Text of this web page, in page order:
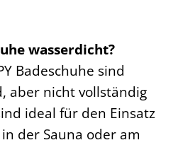
wasserdicht?
Badeschuhe sind
aber nicht vollständig
ideal für den Einsatz
der Sauna oder am